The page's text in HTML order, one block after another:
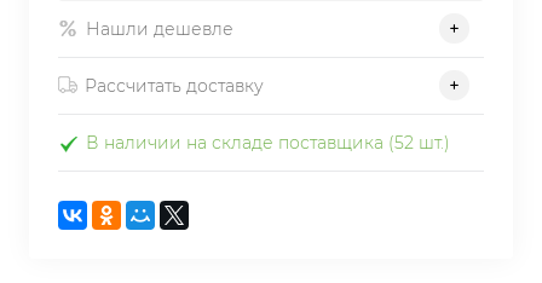
Нашли дешевле
Рассчитать доставку
В наличии на складе поставщика (52 шт.)